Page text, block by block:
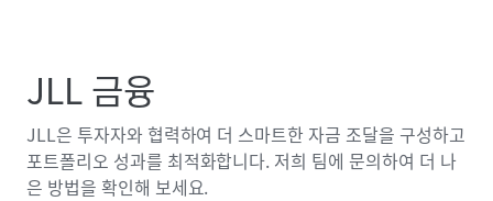
JLL 금융
JLL은 투자자와 협력하여 더 스마트한 자금 조달을 구성하고
포트폴리오 성과를 최적화합니다. 저희 팀에 문의하여 더 나
은 방법을 확인해 보세요.